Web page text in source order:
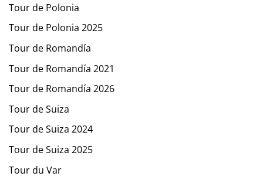
Tour de Polonia
Tour de Polonia 2025
Tour de Romandía
Tour de Romandía 2021
Tour de Romandía 2026
Tour de Suiza
Tour de Suiza 2024
Tour de Suiza 2025
Tour du Var